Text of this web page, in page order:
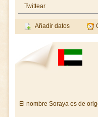
Twittear
Añadir datos
El nombre Soraya es de